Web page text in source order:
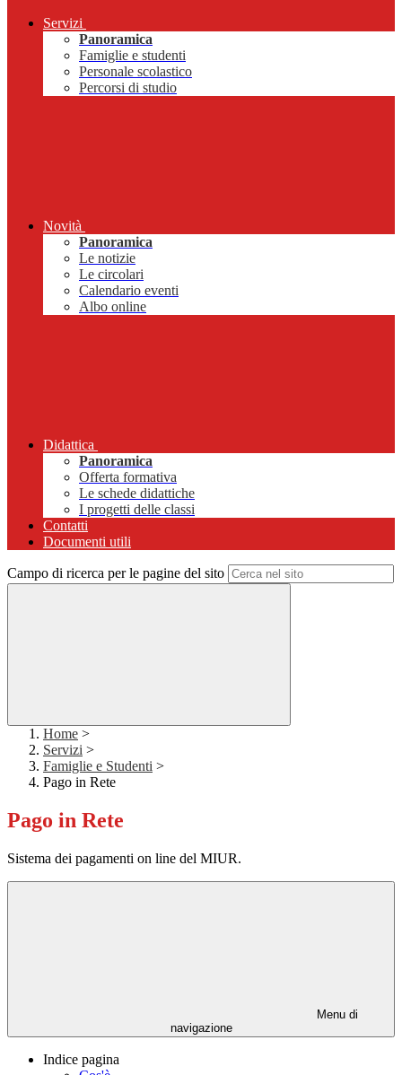
Servizi
Panoramica
Famiglie e studenti
Personale scolastico
Percorsi di studio
Novità
Panoramica
Le notizie
Le circolari
Calendario eventi
Albo online
Didattica
Panoramica
Offerta formativa
Le schede didattiche
I progetti delle classi
Contatti
Documenti utili
Campo di ricerca per le pagine del sito
Home >
Servizi >
Famiglie e Studenti >
Pago in Rete
Pago in Rete
Sistema dei pagamenti on line del MIUR.
Menu di
navigazione
Indice pagina